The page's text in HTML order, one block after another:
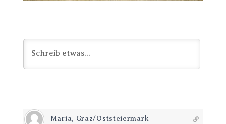
Maria, Graz/Oststeiermark